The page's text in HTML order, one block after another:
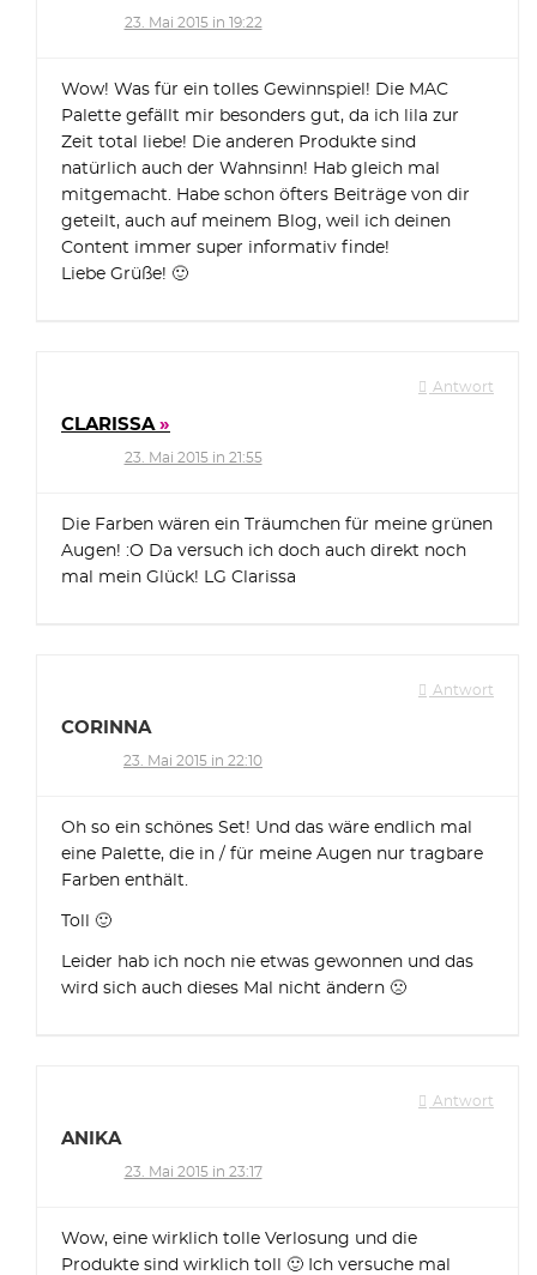
23. Mai 2015 in 19:22
Wow! Was für ein tolles Gewinnspiel! Die MAC
Palette gefällt mir besonders gut, da ich lila zur
Zeit total liebe! Die anderen Produkte sind
natürlich auch der Wahnsinn! Hab gleich mal
mitgemacht. Habe schon öfters Beiträge von dir
geteilt, auch auf meinem Blog, weil ich deinen
Content immer super informativ finde!
Liebe Grüße! 🙂
Antwort
CLARISSA
23. Mai 2015 in 21:55
Die Farben wären ein Träumchen für meine grünen
Augen! :O Da versuch ich doch auch direkt noch
mal mein Glück! LG Clarissa
Antwort
CORINNA
23. Mai 2015 in 22:10
Oh so ein schönes Set! Und das wäre endlich mal
eine Palette, die in / für meine Augen nur tragbare
Farben enthält.
Toll 🙂
Leider hab ich noch nie etwas gewonnen und das
wird sich auch dieses Mal nicht ändern 🙁
Antwort
ANIKA
23. Mai 2015 in 23:17
Wow, eine wirklich tolle Verlosung und die
Produkte sind wirklich toll 🙂 Ich versuche mal